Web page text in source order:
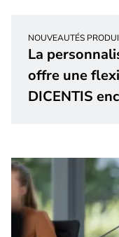
NOUVEAUTÉS
La
offre une
DICENTIS